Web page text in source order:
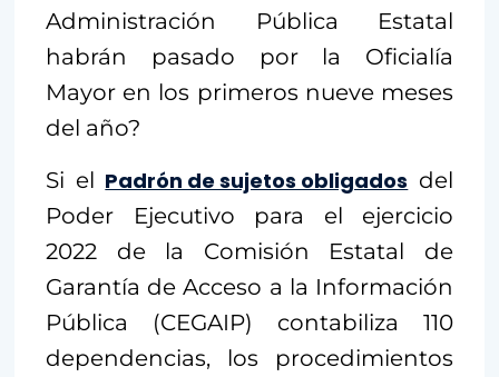
Administración Pública Estatal
habrán pasado por la Oficialía
Mayor en los primeros nueve meses
del año?
Si el Padrón de sujetos obligados del
Poder Ejecutivo para el ejercicio
2022 de la Comisión Estatal de
Garantía de Acceso a la Información
Pública (CEGAIP) contabiliza 110
dependencias, los procedimientos